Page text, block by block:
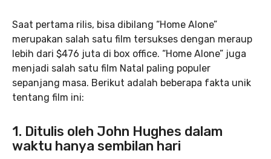
Saat pertama rilis, bisa dibilang “Home Alone”
merupakan salah satu film tersukses dengan meraup
lebih dari $476 juta di box office. “Home Alone” juga
menjadi salah satu film Natal paling populer
sepanjang masa. Berikut adalah beberapa fakta unik
tentang film ini:
1. Ditulis oleh John Hughes dalam
waktu hanya sembilan hari